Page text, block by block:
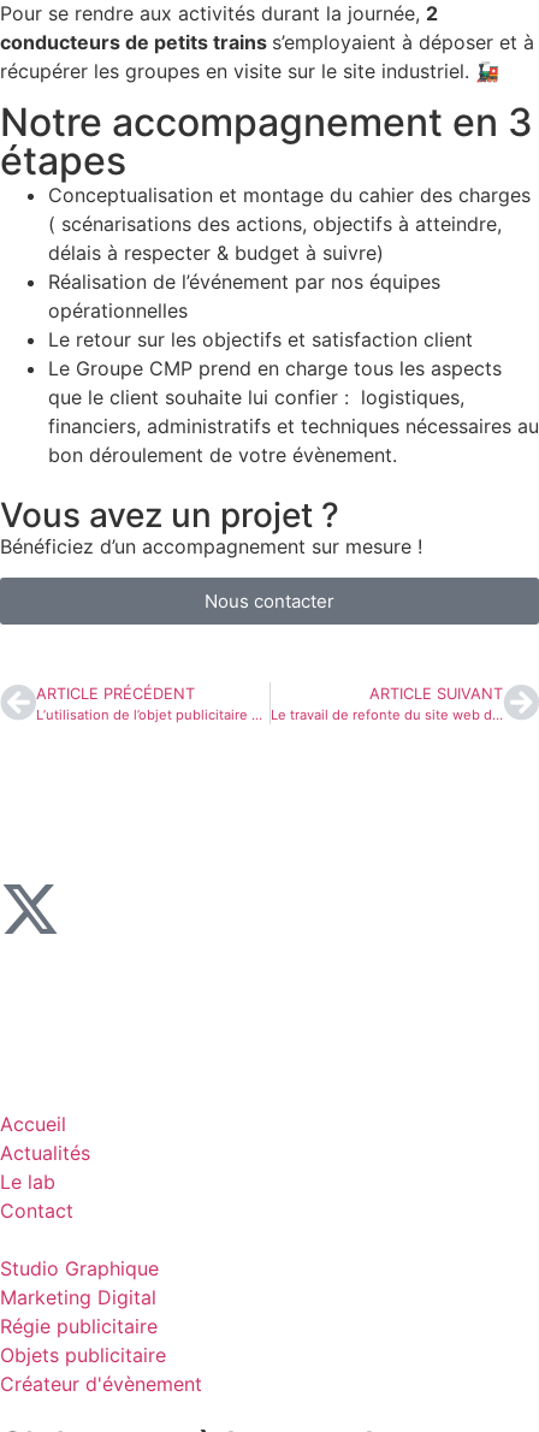
Pour se rendre aux activités durant la journée, 2
conducteurs de petits trains s’employaient à déposer et à
récupérer les groupes en visite sur le site industriel. 🚂
Notre accompagnement en 3
étapes
Conceptualisation et montage du cahier des charges
( scénarisations des actions, objectifs à atteindre,
délais à respecter & budget à suivre)
Réalisation de l’événement par nos équipes
opérationnelles
Le retour sur les objectifs et satisfaction client
Le Groupe CMP prend en charge tous les aspects
que le client souhaite lui confier : logistiques,
financiers, administratifs et techniques nécessaires au
bon déroulement de votre évènement.
Vous avez un projet ?
Bénéficiez d’un accompagnement sur mesure !
Nous contacter
ARTICLE PRÉCÉDENT
L’utilisation de l’objet publicitaire dans l’événementiel
ARTICLE SUIVANT
Le travail de refonte du site web de la ville de Levallois
Accueil
Actualités
Le lab
Contact
Studio Graphique
Marketing Digital
Régie publicitaire
Objets publicitaire
Créateur d'évènement